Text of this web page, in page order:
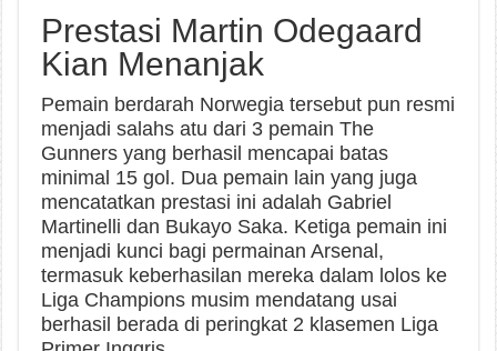
Prestasi Martin Odegaard
Kian Menanjak
Pemain berdarah Norwegia tersebut pun resmi
menjadi salahs atu dari 3 pemain The
Gunners yang berhasil mencapai batas
minimal 15 gol. Dua pemain lain yang juga
mencatatkan prestasi ini adalah Gabriel
Martinelli dan Bukayo Saka. Ketiga pemain ini
menjadi kunci bagi permainan Arsenal,
termasuk keberhasilan mereka dalam lolos ke
Liga Champions musim mendatang usai
berhasil berada di peringkat 2 klasemen Liga